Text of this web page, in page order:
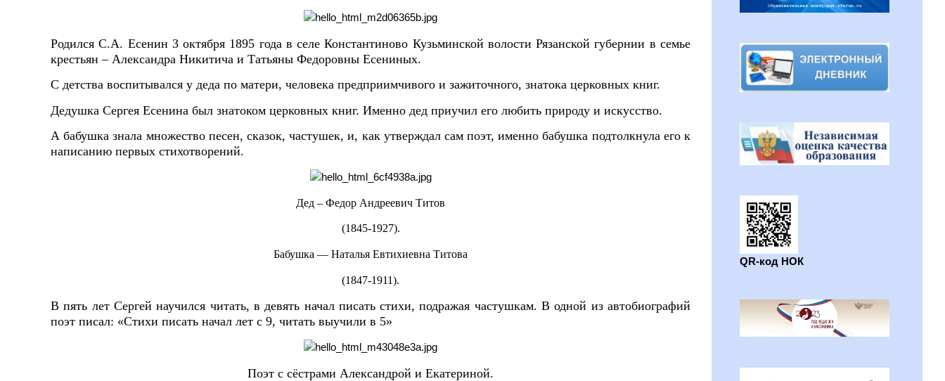
QR-код НОК
Родился С.А. Есенин 3 октября 1895 года в селе Константиново Кузьминской волости Рязанской губернии в семье
крестьян – Александра Никитича и Татьяны Федоровны Есениных.
С детства воспитывался у деда по матери, человека предприимчивого и зажиточного, знатока церковных книг.
Дедушка Сергея Есенина был знатоком церковных книг. Именно дед приучил его любить природу и искусство.
А бабушка знала множество песен, сказок, частушек, и, как утверждал сам поэт, именно бабушка подтолкнула его к
написанию первых стихотворений.
Дед – Федор Андреевич Титов
(1845-1927).
Бабушка — Наталья Евтихиевна Титова
(1847-1911).
В пять лет Сергей научился читать, в девять начал писать стихи, подражая частушкам. В одной из автобиографий
поэт писал: «Стихи писать начал лет с 9, читать выучили в 5»
Поэт с сёстрами Александрой и Екатериной.